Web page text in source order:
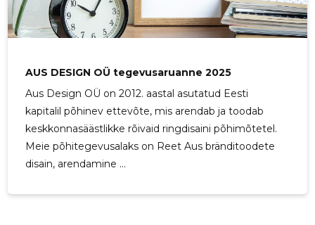
AUS DESIGN OÜ tegevusaruanne 2025
Aus Design OÜ on 2012. aastal asutatud Eesti
kapitalil põhinev ettevõte, mis arendab ja toodab
keskkonnasäästlikke rõivaid ringdisaini põhimõtetel.
Meie põhitegevusalaks on Reet Aus bränditoodete
disain, arendamine ...